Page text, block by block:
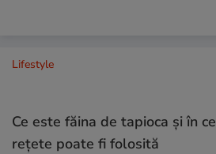
Lifestyle
Ce este făina de tapioca și în ce
rețete poate fi folosită